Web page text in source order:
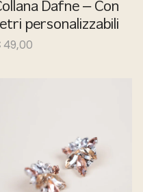
Dafne – Con
personalizzabili
49,00